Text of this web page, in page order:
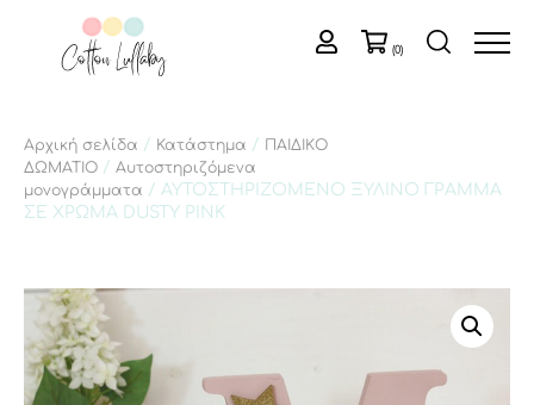
(0)
Αρχική σελίδα / Κατάστημα /
ΠΑΙΔΙΚΟ
ΔΩΜΑΤΙΟ / Αυτοστηριζόμενα
μονογράμματα / ΑΥΤΟΣΤΗΡΙΖΟΜΕΝΟ ΞΥΛΙΝΟ ΓΡΑΜΜΑ
ΣΕ ΧΡΩΜΑ DUSTY PINK